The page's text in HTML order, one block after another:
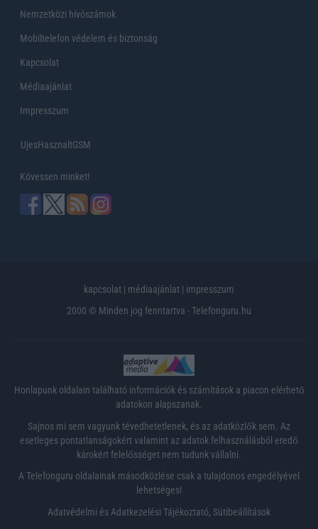
Nemzetközi hívószámok
Mobiltelefon védelem és biztonság
Kapcsolat
Médiaajánlat
Impresszum
UjesHasznaltGSM
Kövessen minket!
kapcsolat | médiaajánlat | impresszum
2000 © Minden jog fenntartva - Telefonguru.hu
Honlapunk oldalain található információk és számítások a piacon elérhető
adatokon alapszanak.
Sajnos mi sem vagyunk tévedhetetlenek, és az adatközlők sem. Az
esetleges pontatlanságokért valamint az adatok felhasználásból eredő
károkért felelősséget nem tudunk vállalni.
A Telefonguru oldalainak másodközlése csak a tulajdonos engedélyével
lehetséges!
Adatvédelmi és Adatkezelési Tájékoztató, Sütibeállítások